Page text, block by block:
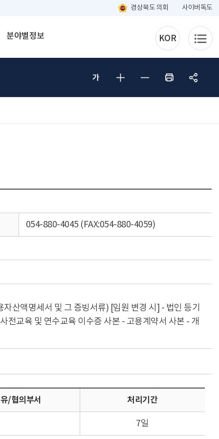
경상북도 의회 사이버독도
분야별정보 KOR
054-880-4045 (FAX:054-880-4059)
산액명세서 및 그 증빙서류) [임원 변경 시] - 법인 등기
전교육 및 연수교육 이수증 사본 - 고용계약서 사본 - 개
/협의부서 처리기간
7일